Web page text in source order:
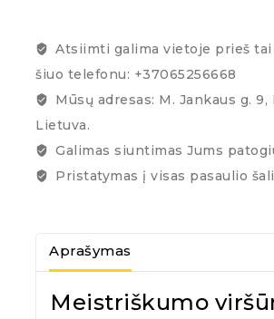
Atsiimti galima vietoje prieš
šiuo telefonu: +37065256668
Mūsų adresas: M. Jankaus g. 9,
Lietuva.
Galimas siuntimas Jums
Pristatymas į visas pasaulio
Aprašymas
Meistriškumo